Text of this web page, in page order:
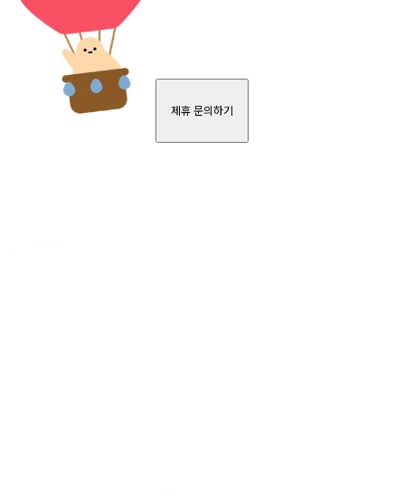
제휴 문의하기